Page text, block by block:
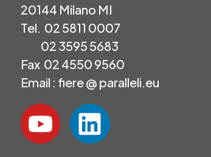
20144 Milano MI
Tel. 02 5811 0007
02 3595 5683
Fax 02 4550 9560
Email : fiere @ paralleli.eu